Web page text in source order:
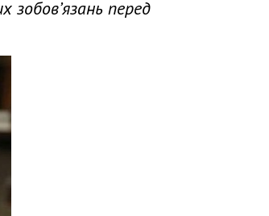
зобов’язань перед